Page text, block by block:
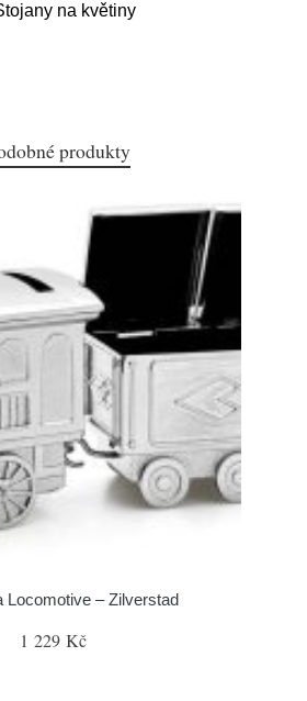
na květiny
produkty
Locomotive – Zilverstad
1 229 Kč